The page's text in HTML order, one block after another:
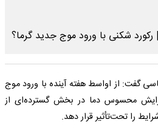
گفت: از اواسط هفته آینده با ورود موج
محسوس دما در بخش گسترده‌ای از
را تحت‌تأثیر قرار دهد.